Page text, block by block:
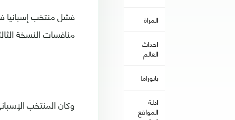
المراة
احداث
العالم
بانوراما
ادلة
المواقع
فشل منتخب إسبانيا
منافسات النسخة
وكان المنتخب